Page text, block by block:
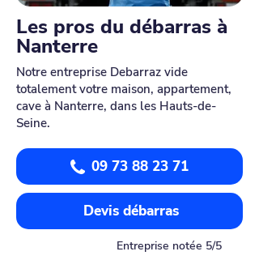
Les pros du débarras à
Nanterre
Notre entreprise Debarraz vide
totalement votre maison, appartement,
cave à Nanterre, dans les Hauts-de-
Seine.
09 73 88 23 71
Devis débarras
Entreprise notée 5/5